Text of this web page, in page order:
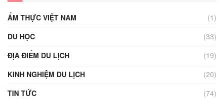
ẨM THỰC VIỆT NAM
(1)
DU HỌC
(33)
ĐỊA ĐIỂM DU LỊCH
(19)
KINH NGHIỆM DU LỊCH
(20)
TIN TỨC
(74)